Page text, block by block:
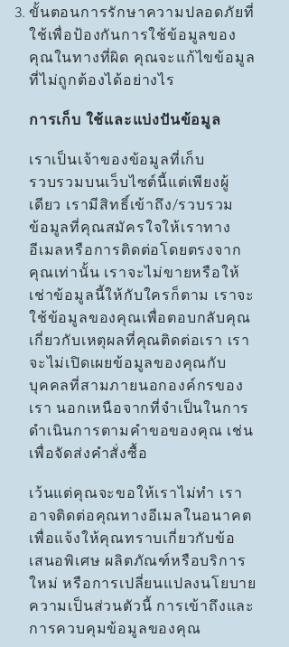
ขั้นตอนการรักษาความปลอดภัยที่
ใช้เพื่อป้องกันการใช้ข้อมูลของ
คุณในทางที่ผิด คุณจะแก้ไขข้อมูล
ที่ไม่ถูกต้องได้อย่างไร
การเก็บ ใช้และแบ่งปันข้อมูล
เราเป็นเจ้าของข้อมูลที่เก็บ
รวบรวมบนเว็บไซต์นี้แต่เพียงผู้
เดียว เรามีสิทธิ์เข้าถึง/รวบรวม
ข้อมูลที่คุณสมัครใจให้เราทาง
อีเมลหรือการติดต่อโดยตรงจาก
คุณเท่านั้น เราจะไม่ขายหรือให้
เช่าข้อมูลนี้ให้กับใครก็ตาม เราจะ
ใช้ข้อมูลของคุณเพื่อตอบกลับคุณ
เกี่ยวกับเหตุผลที่คุณติดต่อเรา เรา
จะไม่เปิดเผยข้อมูลของคุณกับ
บุคคลที่สามภายนอกองค์กรของ
เรา นอกเหนือจากที่จำเป็นในการ
ดำเนินการตามคำขอของคุณ เช่น
เพื่อจัดส่งคำสั่งซื้อ
เว้นแต่คุณจะขอให้เราไม่ทำ เรา
อาจติดต่อคุณทางอีเมลในอนาคต
เพื่อแจ้งให้คุณทราบเกี่ยวกับข้อ
เสนอพิเศษ ผลิตภัณฑ์หรือบริการ
ใหม่ หรือการเปลี่ยนแปลงนโยบาย
ความเป็นส่วนตัวนี้ การเข้าถึงและ
การควบคุมข้อมูลของคุณ